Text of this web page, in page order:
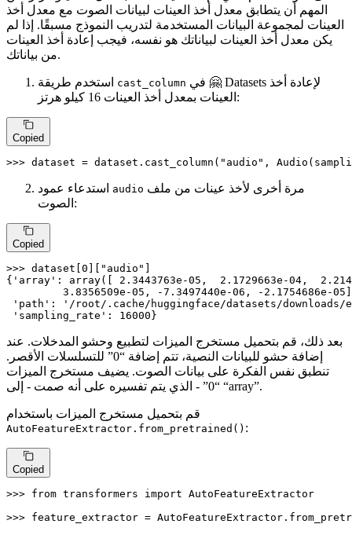
المهم أن يتطابق معدل أخذ العينات لبيانات الصوت مع معدل أخذ
العينات لمجموعة البيانات المستخدمة لتدريب النموذج مسبقًا. إذا لم
يكن معدل أخذ العينات لبياناتك هو نفسه، فيجب إعادة أخذ العينات
من بياناتك.
cast_column
العينات بمعدل أخذ العينات 16 كيلو هرتز:
Copied
>>> dataset = dataset.cast_column( "audio" ,
audio
الصوت:
Copied
>>> dataset[ 0 "audio"
{ 'array' : array([ 2.3443763e-05 , 2.1729663e-04 ,
3.8356509e-05 , -7.3497440e-06 , - 2.1754686e-05
'path' :
'/root/.cache/huggingface/datasets/downloads/
'sampling_rate' : 16000 }
بعد ذلك، قم بتحميل مستخرج الميزات لتطبيع وحشو المدخلات. عند
إضافة حشو للبيانات النصية، تتم إضافة “0” للتسلسلات الأقصر.
تنطبق نفس الفكرة على بيانات الصوت. يضيف مستخرج الميزات
“0” - الذي يتم تفسيره على أنه صمت - إلى “array”.
قم بتحميل مستخرج الميزات باستخدام
AutoFeatureExtractor.from_pretrained() :
Copied
>>> from transformers import AutoFeatureExtractor
>>> feature_extractor =